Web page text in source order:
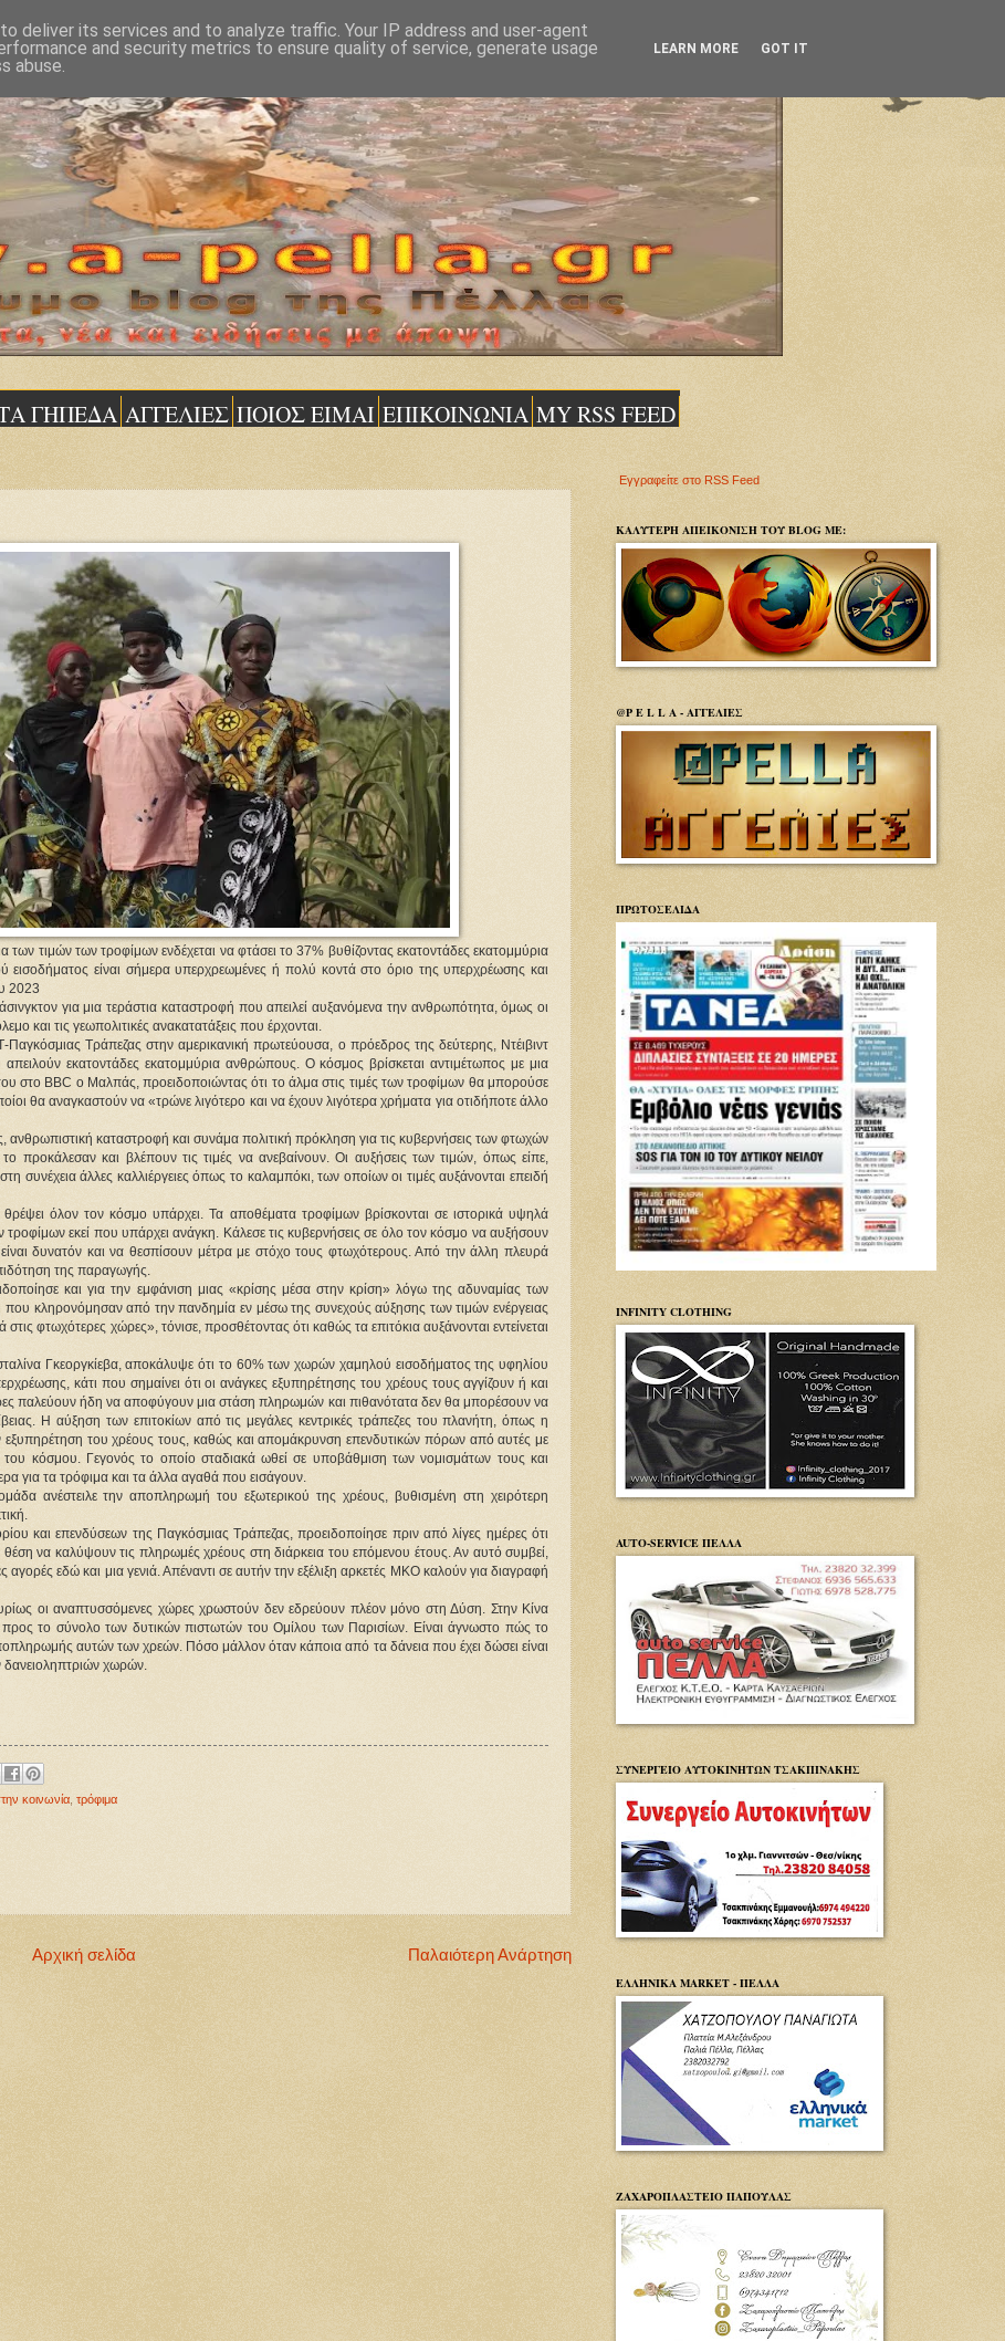
ΓΗΠΕΔΑ ΑΓΓΕΛΙΕΣ ΠΟΙΟΣ ΕΙΜΑΙ ΕΠΙΚΟΙΝΩΝΙΑ MY RSS FEED
των τιμών των τροφίμων ενδέχεται να φτάσει το 37% βυθίζοντας εκατοντάδες εκατομμύρια
είναι σήμερα υπερχρεωμένες ή πολύ κοντά στο όριο της υπερχρέωσης και
2023
για μια τεράστια καταστροφή που απειλεί αυξανόμενα την ανθρωπότητα, όμως οι
και τις γεωπολιτικές ανακατατάξεις που έρχονται.
Τράπεζας στην αμερικανική πρωτεύουσα, ο πρόεδρος της δεύτερης, Ντέιβιντ
εκατοντάδες εκατομμύρια ανθρώπους. Ο κόσμος βρίσκεται αντιμέτωπος με μια
στο BBC ο Μαλπάς, προειδοποιώντας ότι το άλμα στις τιμές των τροφίμων θα μπορούσε
θα αναγκαστούν να «τρώνε λιγότερο και να έχουν λιγότερα χρήματα για οτιδήποτε άλλο
καταστροφή και συνάμα πολιτική πρόκληση για τις κυβερνήσεις των φτωχών
και βλέπουν τις τιμές να ανεβαίνουν. Οι αυξήσεις των τιμών, όπως είπε,
συνέχεια άλλες καλλιέργειες όπως το καλαμπόκι, των οποίων οι τιμές αυξάνονται επειδή
όλον τον κόσμο υπάρχει. Τα αποθέματα τροφίμων βρίσκονται σε ιστορικά υψηλά
εκεί που υπάρχει ανάγκη. Κάλεσε τις κυβερνήσεις σε όλο τον κόσμο να αυξήσουν
δυνατόν και να θεσπίσουν μέτρα με στόχο τους φτωχότερους. Από την άλλη πλευρά
της παραγωγής.
και για την εμφάνιση μιας «κρίσης μέσα στην κρίση» λόγω της αδυναμίας των
κληρονόμησαν από την πανδημία εν μέσω της συνεχούς αύξησης των τιμών ενέργειας
φτωχότερες χώρες», τόνισε, προσθέτοντας ότι καθώς τα επιτόκια αυξάνονται εντείνεται
Γκεοργκίεβα, αποκάλυψε ότι το 60% των χωρών χαμηλού εισοδήματος της υφηλίου
κάτι που σημαίνει ότι οι ανάγκες εξυπηρέτησης του χρέους τους αγγίζουν ή και
παλεύουν ήδη να αποφύγουν μια στάση πληρωμών και πιθανότατα δεν θα μπορέσουν να
Η αύξηση των επιτοκίων από τις μεγάλες κεντρικές τράπεζες του πλανήτη, όπως η
εξυπηρέτηση του χρέους τους, καθώς και απομάκρυνση επενδυτικών πόρων από αυτές με
του κόσμου. Γεγονός το οποίο σταδιακά ωθεί σε υποβάθμιση των νομισμάτων τους και
για τα τρόφιμα και τα άλλα αγαθά που εισάγουν.
ανέστειλε την αποπληρωμή του εξωτερικού της χρέους, βυθισμένη στη χειρότερη
και επενδύσεων της Παγκόσμιας Τράπεζας, προειδοποίησε πριν από λίγες ημέρες ότι
να καλύψουν τις πληρωμές χρέους στη διάρκεια του επόμενου έτους. Αν αυτό συμβεί,
αγορές εδώ και μια γενιά. Απέναντι σε αυτήν την εξέλιξη αρκετές ΜΚΟ καλούν για διαγραφή
οι αναπτυσσόμενες χώρες χρωστούν δεν εδρεύουν πλέον μόνο στη Δύση. Στην Κίνα
προς το σύνολο των δυτικών πιστωτών του Ομίλου των Παρισίων. Είναι άγνωστο πώς το
αυτών των χρεών. Πόσο μάλλον όταν κάποια από τα δάνεια που έχει δώσει είναι
δανειοληπτριών χωρών.
κοινωνία τρόφιμα
Παλαιότερη Ανάρτηση
Αρχική σελίδα
Εγγραφείτε στο RSS Feed
ΚΑΛΥΤΕΡΗ ΑΠΕΙΚΟΝΙΣΗ ΤΟΥ BLOG ΜΕ:
@P E L L A - ΑΓΓΕΛΙΕΣ
ΠΡΩΤΟΣΕΛΙΔΑ
INFINITY CLOTHING
AUTO-SERVICE ΠΕΛΛΑ
ΣΥΝΕΡΓΕΙΟ ΑΥΤΟΚΙΝΗΤΩΝ ΤΣΑΚΠΙΝΑΚΗΣ
ΕΛΛΗΝΙΚΑ MARKET - ΠΕΛΛΑ
ΖΑΧΑΡΟΠΛΑΣΤΕΙΟ ΠΑΠΟΥΛΑΣ
deliver its services and to analyze traffic. Your IP address and user-agent
and security metrics to ensure quality of service, generate usage
abuse.
LEARN MORE GOT IT